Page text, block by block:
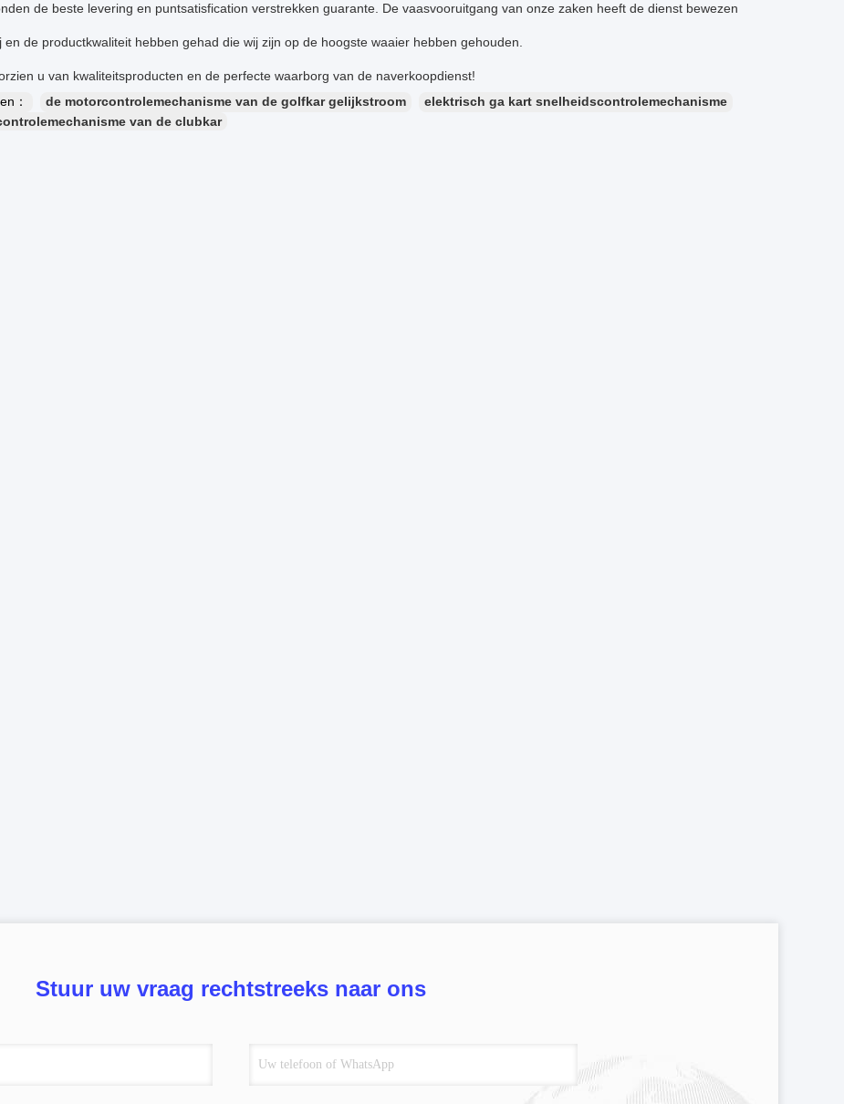
de beste levering en puntsatisfication verstrekken guarante. De vaasvooruitgang van onze zaken heeft de dienst bewezen
en de productkwaliteit hebben gehad die wij zijn op de hoogste waaier hebben gehouden.
u van kwaliteitsproducten en de perfecte waarborg van de naverkoopdienst!
：
de motorcontrolemechanisme van de golfkar gelijkstroom
elektrisch ga kart snelheidscontrolemechanisme
van de clubkar
Stuur uw vraag rechtstreeks naar ons